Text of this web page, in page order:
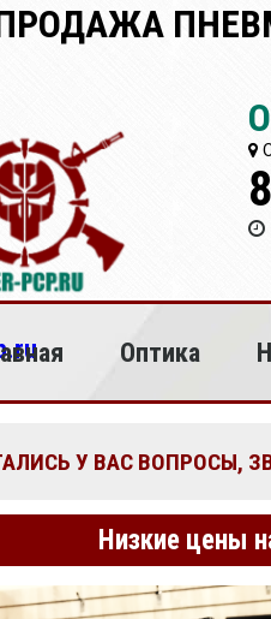
Оптика
У ВАС ВОПРОСЫ,
Низкие цены